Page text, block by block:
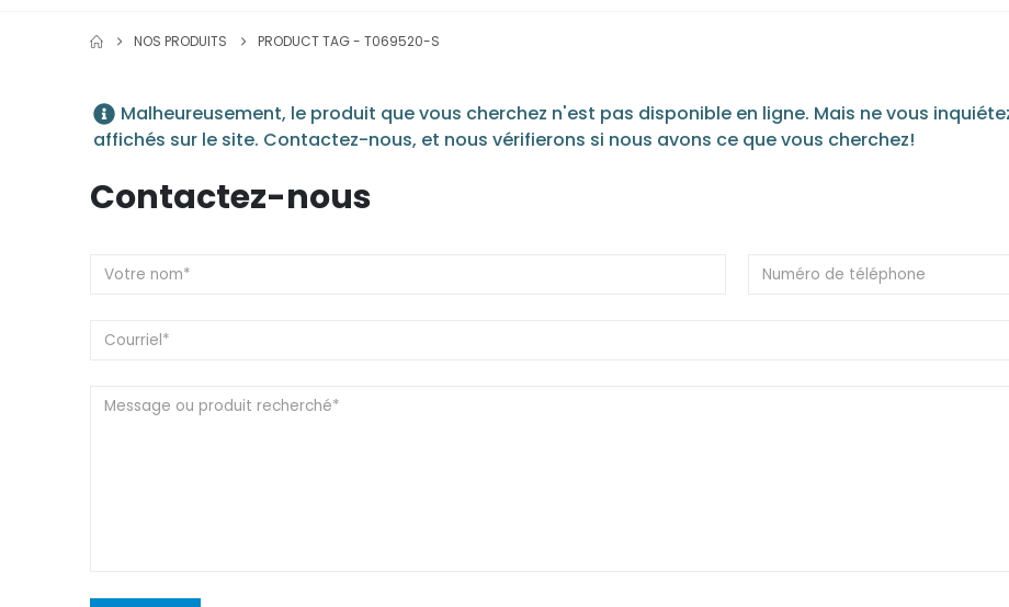
NOS PRODUITS PRODUCT TAG - T069520-S
Malheureusement, le produit que vous cherchez n'est pas disponible en ligne. Mais ne vous
affichés sur le site. Contactez-nous, et nous vérifierons si nous avons ce que vous cherchez!
Contactez-nous